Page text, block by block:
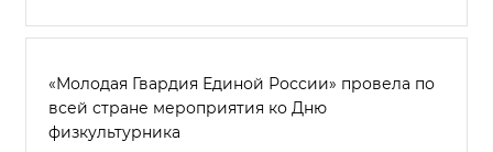
«Молодая Гвардия Единой России» провела по
всей стране мероприятия ко Дню
физкультурника